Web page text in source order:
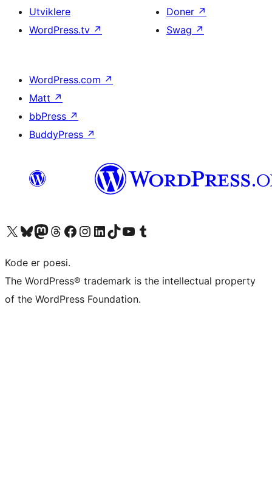
Utviklere
WordPress.tv ↗
Doner ↗
Swag ↗
WordPress.com ↗
Matt ↗
bbPress ↗
BuddyPress ↗
Besøk vår konto på X Visit our Bluesky account
Besøk vår Mastodon-konto
Visit our Threads account
Besøk vår Facebook-sideBesøk vår Instagram-konto
Besøk vår LinkedIn-konto
Visit our TikTok account
Visit our YouTube channel
Visit our Tumblr account
Kode er poesi.
The WordPress® trademark is the intellectual property
of the WordPress Foundation.